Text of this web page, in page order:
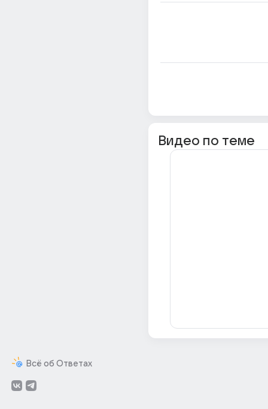
Всё об Ответах
Видео по теме